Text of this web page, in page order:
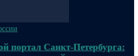
портал Санкт-Петербурга: